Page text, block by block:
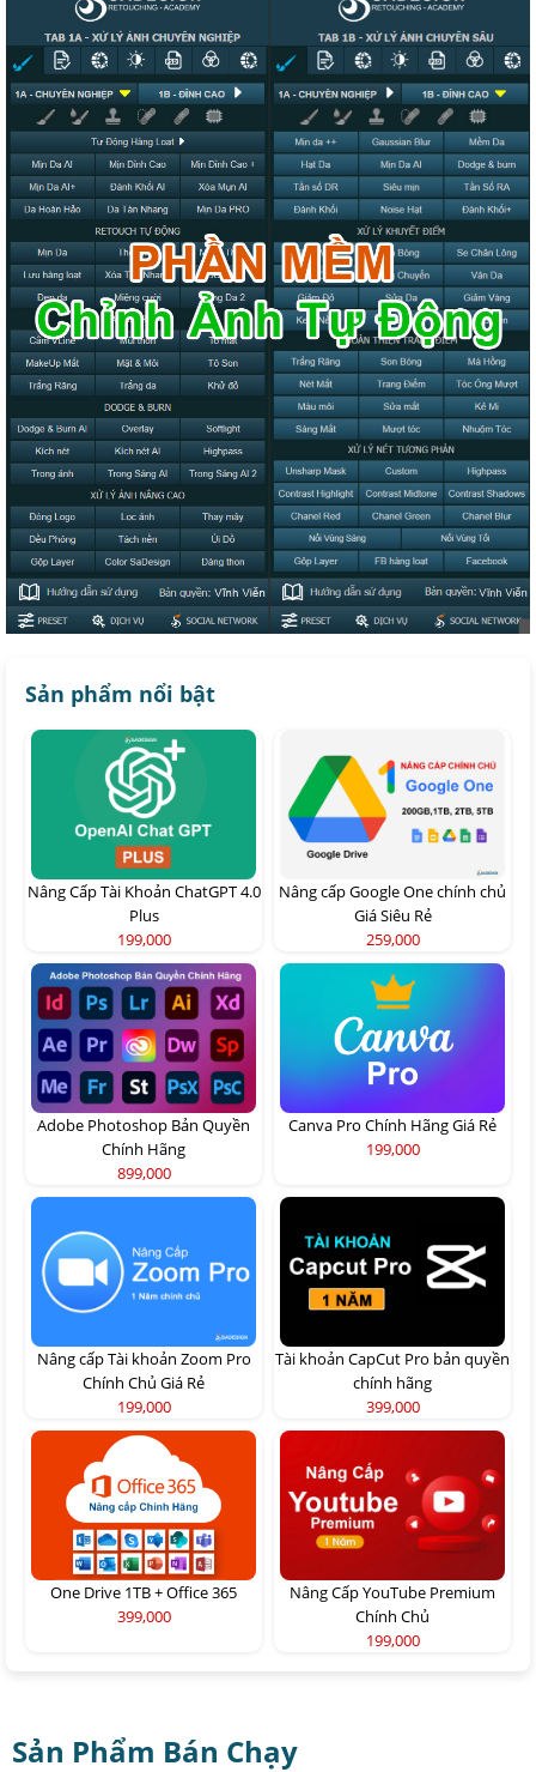
Sản phẩm nổi bật
Nâng Cấp Tài Khoản ChatGPT 4.0
Plus
199,000
Nâng cấp Google One chính chủ
Giá Siêu Rẻ
259,000
Adobe Photoshop Bản Quyền
Chính Hãng
899,000
Canva Pro Chính Hãng Giá Rẻ
199,000
Nâng cấp Tài khoản Zoom Pro
Chính Chủ Giá Rẻ
199,000
Tài khoản CapCut Pro bản quyền
chính hãng
399,000
One Drive 1TB + Office 365
399,000
Nâng Cấp YouTube Premium
Chính Chủ
199,000
Sản Phẩm Bán Chạy